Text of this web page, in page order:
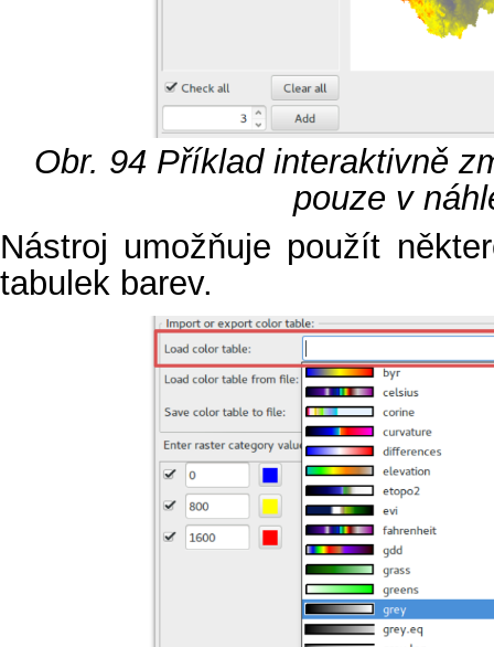
Obr. 94 Příklad interaktivně
pouze v
Nástroj umožňuje použít
tabulek barev.